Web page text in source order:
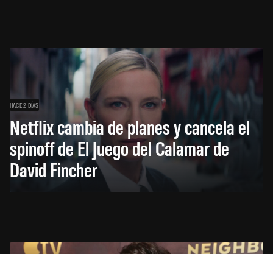
HACE 2 DÍAS
Netflix cambia de planes y cancela el
spinoff de El Juego del Calamar de
David Fincher